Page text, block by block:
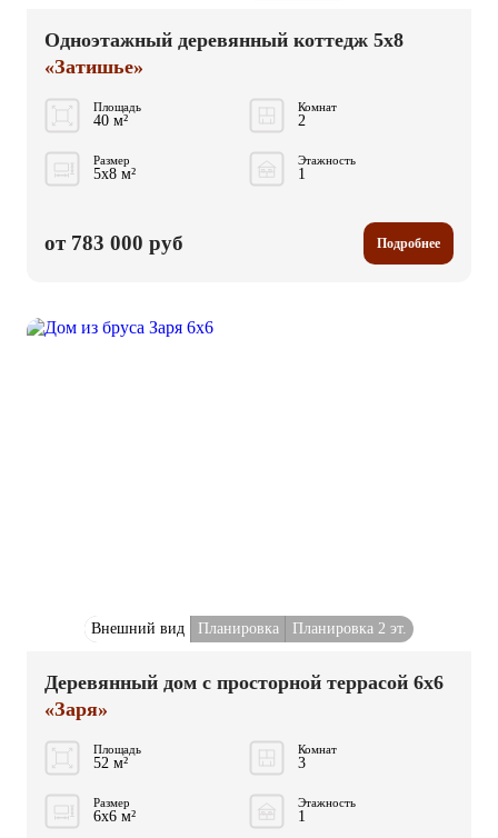
Одноэтажный деревянный коттедж 5x8
«Затишье»
Площадь
40 м²
Комнат
2
Размер
5x8 м²
Этажность
1
от 783 000 руб Подробнее
Внешний вид Планировка Планировка 2 эт.
Деревянный дом с просторной террасой 6x6
«Заря»
Площадь
52 м²
Комнат
3
Размер
6x6 м²
Этажность
1